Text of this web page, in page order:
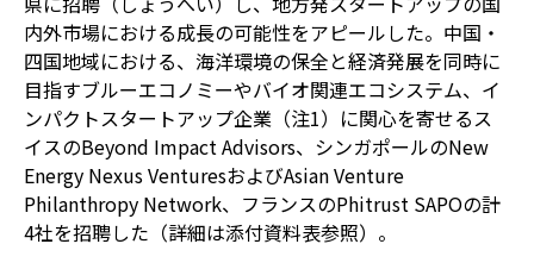
内外市場における成長の可能性をアピールした。中国・
四国地域における、海洋環境の保全と経済発展を同時に
目指すブルーエコノミーやバイオ関連エコシステム、イ
ンパクトスタートアップ企業（注1）に関心を寄せるス
イスのBeyond Impact Advisors、シンガポールのNew
Energy Nexus VenturesおよびAsian Venture
Philanthropy Network、フランスのPhitrust SAPOの計
4社を招聘した（詳細は添付資料表参照）。